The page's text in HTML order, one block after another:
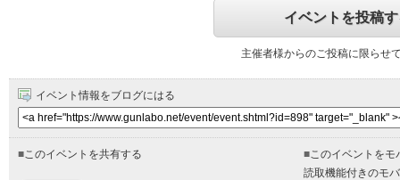
イベントを投稿
主催者様からのご投稿に限らせ
イベント情報をブログにはる
■このイベントを共有する ■このイベントをモ
読取機能付きのモ